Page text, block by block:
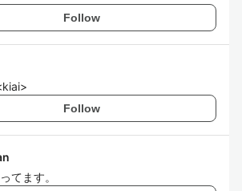
Follow
Follow
てます。